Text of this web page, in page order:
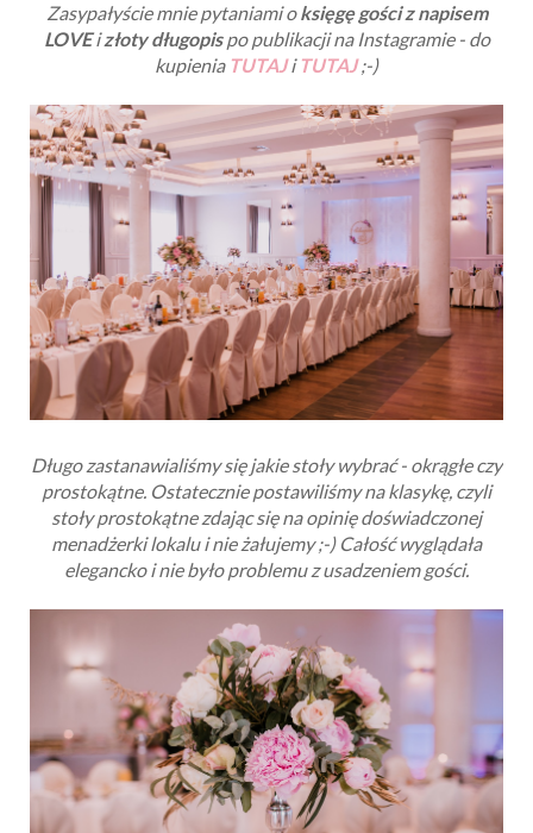
Zasypałyście mnie pytaniami oksięgę gości z napisem
LOVEizłoty długopispo publikacji na Instagramie - do
kupienia TUTAJi TUTAJ;-)
Długo zastanawialiśmy się jakie stoły wybrać - okrągłe czy
prostokątne. Ostatecznie postawiliśmy na klasykę, czyli
stoły prostokątne zdając się na opinię doświadczonej
menadżerki lokalu i nie żałujemy ;-) Całość wyglądała
elegancko i nie było problemu z usadzeniem gości.